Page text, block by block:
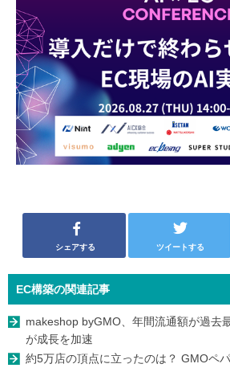
シェアする ツイートする
EC構築の関連記事
makeshop byGMO、年間流通額が過
が成長を加速
約5万店の頂点に立ったのは？ GMOペ